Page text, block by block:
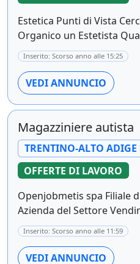
Estetica Punti di Vista
Organico un Estetista
Inserito: Scorso anno alle 15:25
VEDI ANNUNCIO
Magazziniere autista
TRENTINO-ALTO ADIGE
OFFERTE DI LAVORO
Openjobmetis spa Filiale
Azienda del Settore
Inserito: Scorso anno alle 11:59
VEDI ANNUNCIO